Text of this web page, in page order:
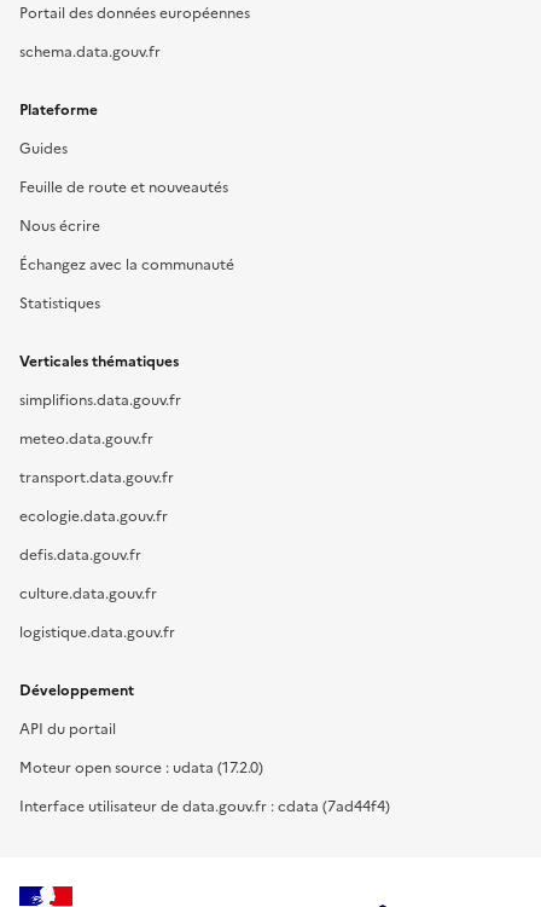
Portail des données européennes
schema.data.gouv.fr
Plateforme
Guides
Feuille de route et nouveautés
Nous écrire
Échangez avec la communauté
Statistiques
Verticales thématiques
simplifions.data.gouv.fr
meteo.data.gouv.fr
transport.data.gouv.fr
ecologie.data.gouv.fr
defis.data.gouv.fr
culture.data.gouv.fr
logistique.data.gouv.fr
Développement
API du portail
Moteur open source : udata (17.2.0)
Interface utilisateur de data.gouv.fr : cdata (7ad44f4)